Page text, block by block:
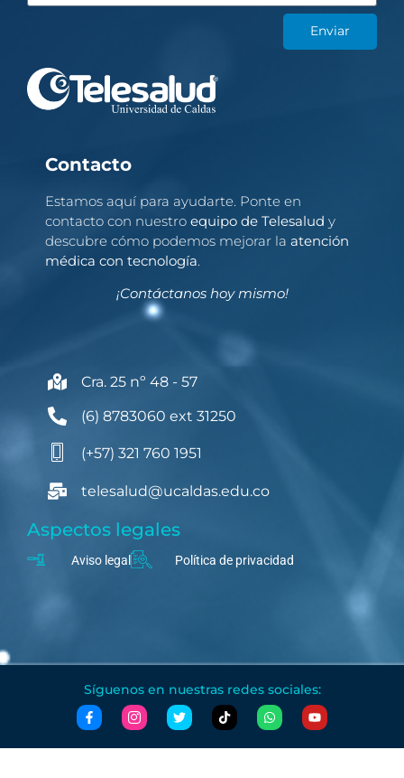
Enviar
Contacto
Estamos aquí para ayudarte. Ponte en
contacto con nuestro equipo de Telesalud y
descubre cómo podemos mejorar la atención
médica con tecnología.
¡Contáctanos hoy mismo!
Cra. 25 nº 48 - 57
(6) 8783060 ext 31250
(+57) 321 760 1951
telesalud@ucaldas.edu.co
Aspectos legales
Aviso legal Política de privacidad
Síguenos en nuestras redes sociales: